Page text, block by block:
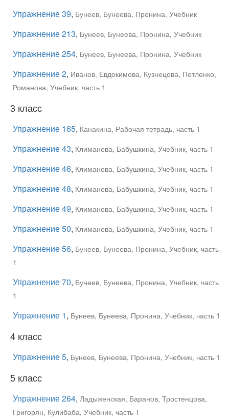
Упражнение 39, Бунеев, Бунеева, Пронина, Учебник
Упражнение 213, Бунеев, Бунеева, Пронина, Учебник
Упражнение 254, Бунеев, Бунеева, Пронина, Учебник
Упражнение 2, Иванов, Евдокимова, Кузнецова, Петленко,
Романова, Учебник, часть 1
3 класс
Упражнение 165, Канакина, Рабочая тетрадь, часть 1
Упражнение 43, Климанова, Бабушкина, Учебник, часть 1
Упражнение 46, Климанова, Бабушкина, Учебник, часть 1
Упражнение 48, Климанова, Бабушкина, Учебник, часть 1
Упражнение 49, Климанова, Бабушкина, Учебник, часть 1
Упражнение 50, Климанова, Бабушкина, Учебник, часть 1
Упражнение 56, Бунеев, Бунеева, Пронина, Учебник, часть
1
Упражнение 70, Бунеев, Бунеева, Пронина, Учебник, часть
1
Упражнение 1, Бунеев, Бунеева, Пронина, Учебник, часть 1
4 класс
Упражнение 5, Бунеев, Бунеева, Пронина, Учебник, часть 1
5 класс
Упражнение 264, Ладыженская, Баранов, Тростенцова,
Григорян, Кулибаба, Учебник, часть 1